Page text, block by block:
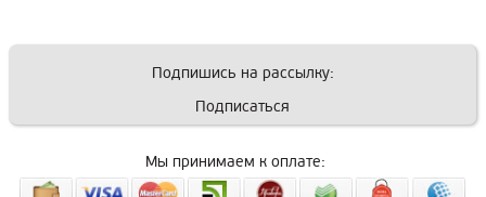
Подпишись на рассылку:
Подписаться
Мы принимаем к оплате: